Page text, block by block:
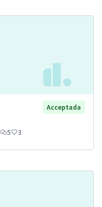
Acceptada
5 3